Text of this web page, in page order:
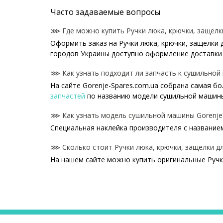
Часто задаваемые вопросы
⋙ Где можно купить Ручки люка, крючки,
Оформить заказ на Ручки люка, крючки,
городов Украины доступно оформление
⋙ Как узнать подходит ли запчасть к
На сайте Gorenje-Spares.com.ua собрана самая
запчастей по названию модели сушильной
⋙ Как узнать модель сушильной машины
Специальная наклейка производителя с
⋙ Сколько стоит Ручки люка, крючки, защелки
На нашем сайте можно купить оригинальные